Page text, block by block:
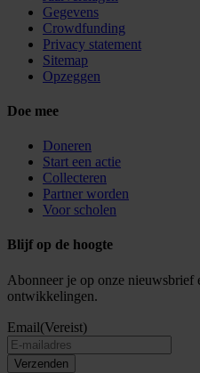
Gegevens
Crowdfunding
Privacy statement
Sitemap
Opzeggen
Doe mee
Doneren
Start een actie
Collecteren
Partner worden
Voor scholen
Blijf op de hoogte
Abonneer je op onze
ontwikkelingen.
Email(Vereist)
Verzenden